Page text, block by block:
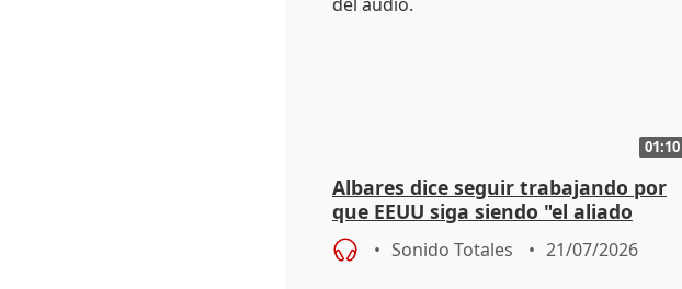
01:10
Albares dice seguir trabajando por
que EEUU siga siendo "el aliado
histórico natural de Europa"
Sonido Totales 21/07/2026